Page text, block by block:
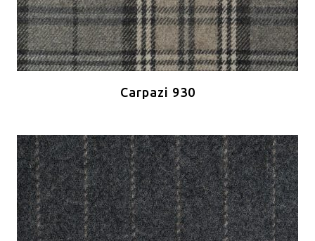
Carpazi 930